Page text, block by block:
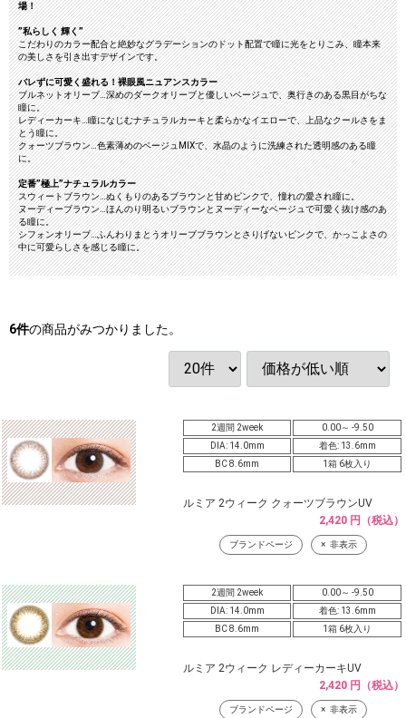
場！
”私らしく 輝く”
こだわりのカラー配合と絶妙なグラデーションのドット配置で瞳に光をとりこみ、瞳本来
の美しさを引き出すデザインです。
バレずに可愛く盛れる！裸眼風ニュアンスカラー
ブルネットオリーブ…深めのダークオリーブと優しいベージュで、奥行きのある黒目がちな
瞳に。
レディーカーキ…瞳になじむナチュラルカーキと柔らかなイエローで、上品なクールさをま
とう瞳に。
クォーツブラウン…色素薄めのベージュMIXで、水晶のように洗練された透明感のある瞳
に。
定番”極上”ナチュラルカラー
スウィートブラウン…ぬくもりのあるブラウンと甘めピンクで、憧れの愛され瞳に。
ヌーディーブラウン…ほんのり明るいブラウンとヌーディーなベージュで可愛く抜け感のあ
る瞳に。
シフォンオリーブ…ふんわりまとうオリーブブラウンとさりげないピンクで、かっこよさの
中に可愛らしさを感じる瞳に。
6件の商品がみつかりました。
2週間 2week
0.00～ -9.50
DIA: 14.0mm
着色: 13.6mm
BC 8.6mm
1箱 6枚入り
ルミア 2ウィーク クォーツブラウンUV
2,420 円（税込）
ブランドページ 非表示
2週間 2week
0.00～ -9.50
DIA: 14.0mm
着色: 13.6mm
BC 8.6mm
1箱 6枚入り
ルミア 2ウィーク レディーカーキUV
2,420 円（税込）
ブランドページ 非表示